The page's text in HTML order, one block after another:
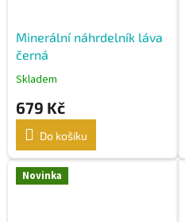
Minerální náhrdelník láva
černá
Skladem
679 Kč
Do košíku
Novinka